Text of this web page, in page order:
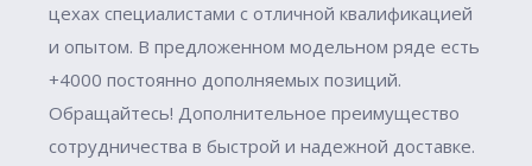
цехах специалистами с отличной квалификацией
и опытом. В предложенном модельном ряде есть
+4000 постоянно дополняемых позиций.
Обращайтесь! Дополнительное преимущество
сотрудничества в быстрой и надежной доставке.